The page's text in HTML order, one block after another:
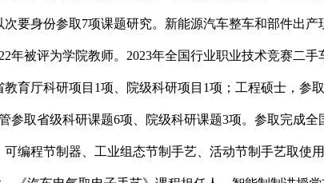
要身份参取7项课题研究。新能源汽车整车和部件出
被评为学院教师。2023年全国行业职业技术竞赛二
育厅科研项目1项、院级科研项目1项；工程硕士，参
取省级科研课题6项、院级科研课题3项。参取完成
编程节制器、工业组态节制手艺、活动节制手艺取使